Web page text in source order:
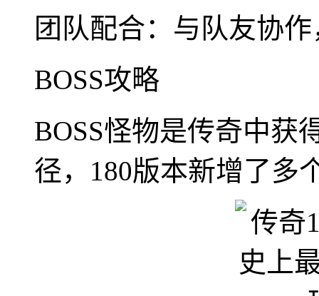
团队配合：与队友协
BOSS攻略
BOSS怪物是传奇中获
径，180版本新增了多